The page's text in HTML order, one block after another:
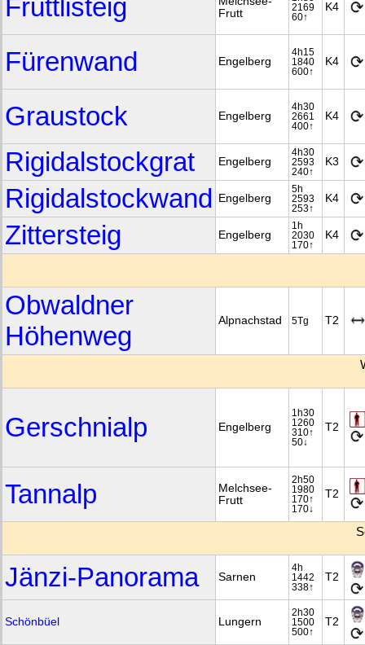
Fruttlisteig
Frutt
2169
60↑
K4
Fürenwand Engelberg
4h15
1840
600↑
K4
Graustock Engelberg
4h30
2661
400↑
K4
Rigidalstockgrat Engelberg
4h30
2593
240↑
K3
Rigidalstockwand Engelberg
5h
2593
253↑
K4
Zittersteig Engelberg
1h
2030
170↑
K4
Obwaldner
Höhenweg
Alpnachstad 5Tg T2
Gerschnialp Engelberg
1h30
1260
310↑
50↓
T2
Tannalp
Melchsee-
Frutt
2h50
1980
170↑
170↓
T2
Jänzi-Panorama Sarnen
4h
1442
338↑
T2
Schönbüel Lungern
2h30
1500
500↑
T2